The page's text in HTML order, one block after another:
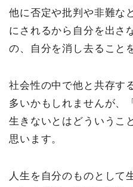
他に否定や批判や非難な
にされるから自分を出さ
の、自分を消し去ること
社会性の中で他と共存す
多いかもしれませんが、
生きないとはどういうこ
思います。
人生を自分のものとして